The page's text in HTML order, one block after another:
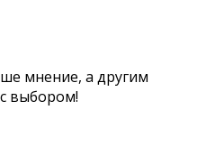
привлекают
и другой
покрупнее –
Формула Scent&Taste
что после поклевки,
мнение, а другим
выбором!